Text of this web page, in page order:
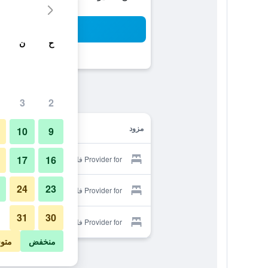
مزود
Provider for فلورينس دوم هوتل
Provider for فلورينس دوم هوتل
Provider for فلورينس دوم هوتل
ح ن
2
3
9
10
16
17
23
24
30
31
منخفض